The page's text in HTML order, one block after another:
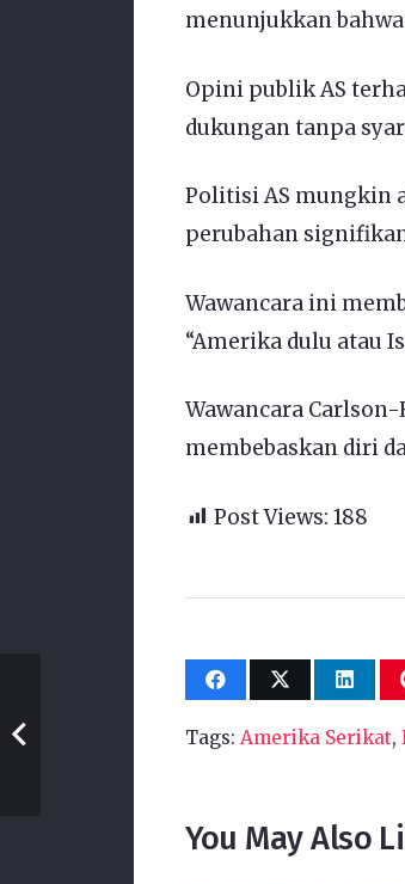
menunjukkan
Opini publik AS
dukungan tanpa
Politisi AS mungkin
perubahan
Wawancara ini
“Amerika dulu atau
Wawancara
membebaskan diri
Post Views: 188
Tags: Amerika Serikat,
You May Also